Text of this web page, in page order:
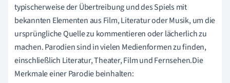
typischerweise der Übertreibung und des Spiels mit
bekannten Elementen aus Film, Literatur oder Musik, um die
ursprüngliche Quelle zu kommentieren oder lächerlich zu
machen. Parodien sind in vielen Medienformen zu finden,
einschließlich Literatur, Theater, Film und Fernsehen.Die
Merkmale einer Parodie beinhalten: